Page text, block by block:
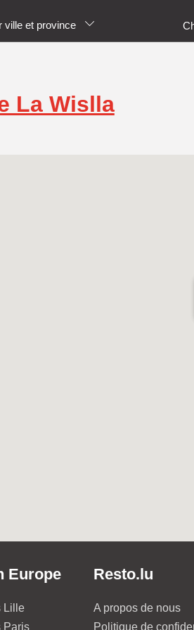
ville et province
La Wislla
Europe
Lille
Paris
Resto.lu
A propos de nous
Politique de